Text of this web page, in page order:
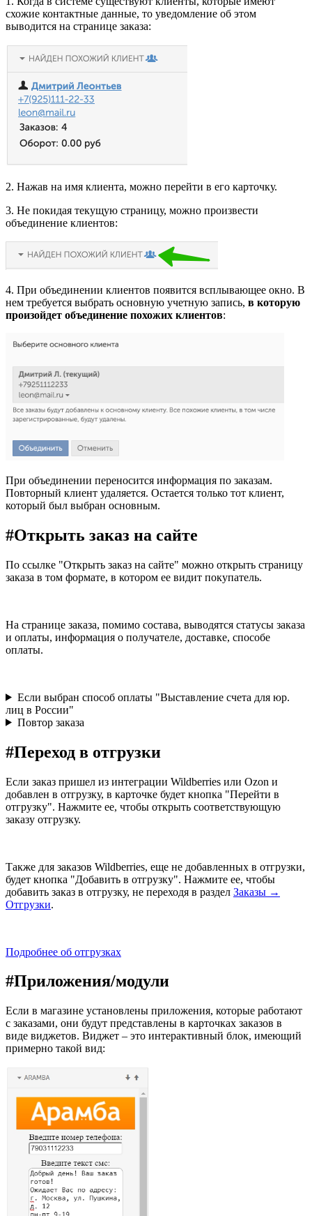
схожие контактные данные, то уведомление об этом
выводится на странице заказа:
2. Нажав на имя клиента, можно перейти в его карточку.
3. Не покидая текущую страницу, можно произвести
объединение клиентов:
4. При объединении клиентов появится всплывающее окно. В
нем требуется выбрать основную учетную запись, в которую
произойдет объединение похожих клиентов:
При объединении переносится информация по заказам.
Повторный клиент удаляется. Остается только тот клиент,
который был выбран основным.
#Открыть заказ на сайте
По ссылке "Открыть заказ на сайте" можно открыть страницу
заказа в том формате, в котором ее видит покупатель.
На странице заказа, помимо состава, выводятся статусы заказа
и оплаты, информация о получателе, доставке, способе
оплаты.
Если выбран способ оплаты "Выставление счета для юр.
лиц в России"
Повтор заказа
#Переход в отгрузки
Если заказ пришел из интеграции Wildberries или Ozon и
добавлен в отгрузку, в карточке будет кнопка "Перейти в
отгрузку". Нажмите ее, чтобы открыть соответствующую
заказу отгрузку.
Также для заказов Wildberries, еще не добавленных в отгрузки,
будет кнопка "Добавить в отгрузку". Нажмите ее, чтобы
добавить заказ в отгрузку, не переходя в раздел Заказы →
Отгрузки.
Подробнее об отгрузках
#Приложения/модули
Если в магазине установлены приложения, которые работают
с заказами, они будут представлены в карточках заказов в
виде виджетов. Виджет – это интерактивный блок, имеющий
примерно такой вид: